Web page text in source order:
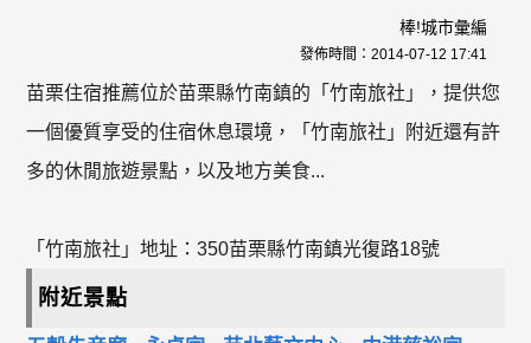
棒!城市彙編
發佈時間： 2014-07-12 17:41
苗栗住宿推薦位於苗栗縣竹南鎮的「竹南旅社」，提供您
一個優質享受的住宿休息環境，「竹南旅社」附近還有許
多的休閒旅遊景點，以及地方美食...
「竹南旅社」地址：350苗栗縣竹南鎮光復路18號
附近景點